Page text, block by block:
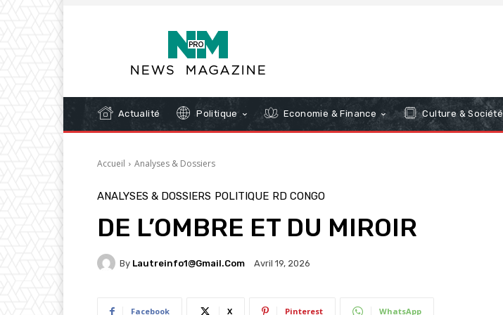
Actualité Politique Economie & Finance Culture & Société
Accueil Analyses & Dossiers
ANALYSES & DOSSIERS POLITIQUE RD CONGO
DE L’OMBRE ET DU MIROIR
By Lautreinfo1@gmail.com Avril 19, 2026
Facebook X Pinterest WhatsApp